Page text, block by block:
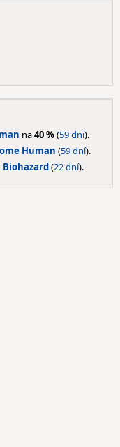
na40 %(59 dní).
Human (59 dní).
Biohazard(22 dní).